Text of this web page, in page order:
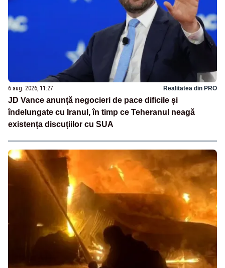
6 aug. 2026, 11:27 Realitatea din PRO
JD Vance anunță negocieri de pace dificile și
îndelungate cu Iranul, în timp ce Teheranul neagă
existența discuțiilor cu SUA